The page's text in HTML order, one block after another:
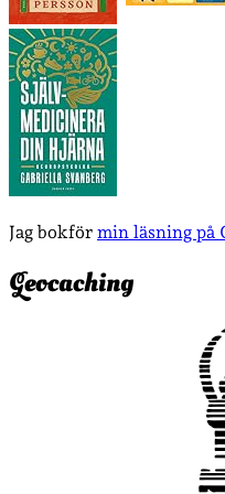
Jag bokför min läsning på
Geocaching